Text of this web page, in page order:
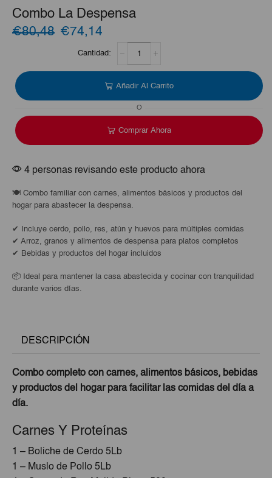
Combo La Despensa
€80,48 El
precio
original
€74,14
precio
actual
es:
€74,14.
Añadir Al Carrito
O
Comprar Ahora
4 personas revisando este producto ahora
🍽️ Combo familiar con carnes, alimentos básicos y productos del
hogar para abastecer la despensa.
✔ Incluye cerdo, pollo, res, atún y huevos para múltiples comidas
✔ Arroz, granos y alimentos de despensa para platos completos
✔ Bebidas y productos del hogar incluidos
📦 Ideal para mantener la casa abastecida y cocinar con tranquilidad
durante varios días.
DESCRIPCIÓN
Combo completo con carnes, alimentos básicos, bebidas
y productos del hogar para facilitar las comidas del día a
día.
Carnes Y Proteínas
1 – Boliche de Cerdo 5Lb
1 – Muslo de Pollo 5Lb